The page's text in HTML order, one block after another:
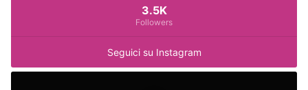
Seguici su Instagram
3.5K
Followers